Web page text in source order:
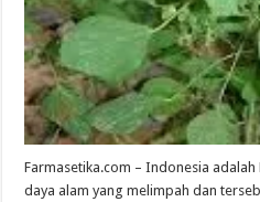
Farmasetika.com – Indonesia
daya alam yang melimpah dan